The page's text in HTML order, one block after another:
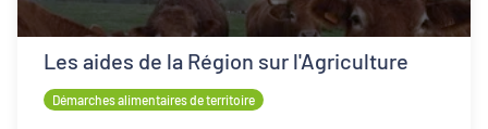
Les aides de la Région sur l'Agriculture
Démarches alimentaires de territoire